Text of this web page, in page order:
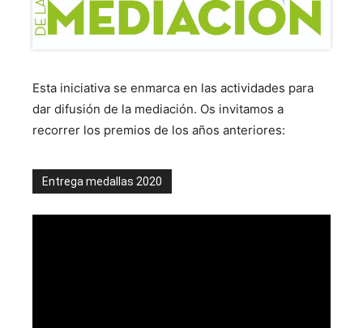
Esta iniciativa se enmarca en las actividades para
dar difusión de la mediación. Os invitamos a
recorrer los premios de los años anteriores:
Entrega medallas 2020